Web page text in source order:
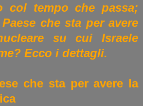
tempo che passa;
che sta per avere
su cui Israele
Ecco i dettagli.
che sta per avere la